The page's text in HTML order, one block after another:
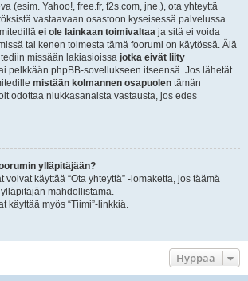
(esim. Yahoo!, free.fr, f2s.com, jne.), ota yhteyttä
vastaavaan osastoon kyseisessä palvelussa.
ei ole lainkaan toimivaltaa ja sitä ei voida
tai kenen toimesta tämä foorumi on käytössä. Älä
missään lakiasioissa jotka eivät liity
pelkkään phpBB-sovellukseen itseensä. Jos lähetät
mistään kolmannen osapuolen tämän
odottaa niukkasanaista vastausta, jos edes
ylläpitäjään?
voivat käyttää “Ota yhteyttä” -lomaketta, jos täämä
mahdollistama.
käyttää myös “Tiimi”-linkkiä.
Hyppää